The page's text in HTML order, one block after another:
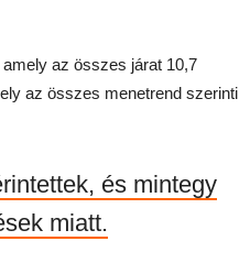
az összes járat 10,7
az összes menetrend szerinti
és mintegy
miatt.